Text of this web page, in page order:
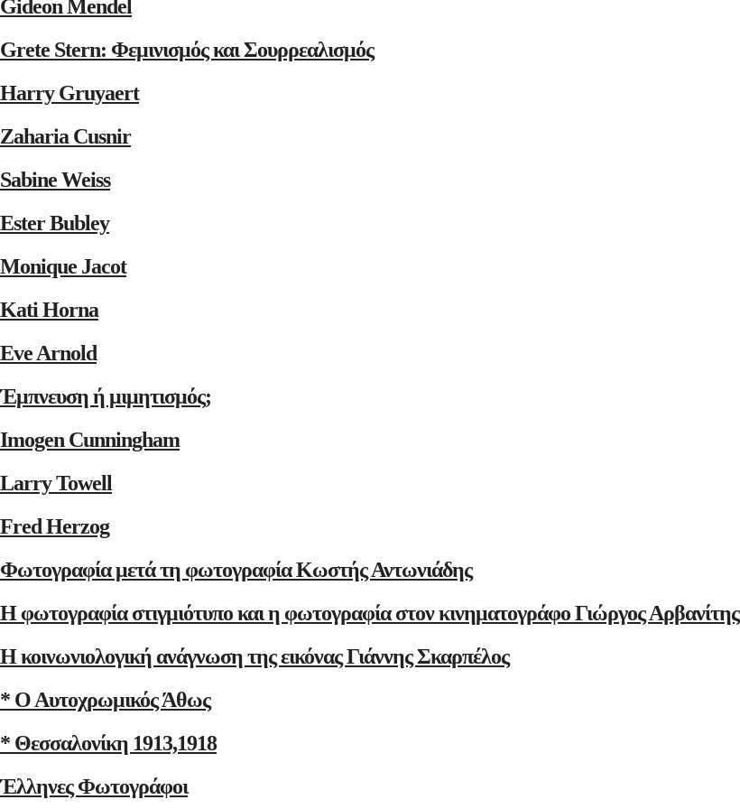
Gideon Mendel
Grete Stern: Φεμινισμός και Σουρρεαλισμός
Harry Gruyaert
Zaharia Cusnir
Sabine Weiss
Ester Bubley
Monique Jacot
Kati Horna
Eve Arnold
Έμπνευση ή μιμητισμός;
Imogen Cunningham
Larry Towell
Fred Herzog
Φωτογραφία μετά τη φωτογραφία Κωστής Αντωνιάδης
Η φωτογραφία στιγμιότυπο και η φωτογραφία στον κινηματογράφο Γιώργος Αρβανίτης
Η κοινωνιολογική ανάγνωση της εικόνας Γιάννης Σκαρπέλος
* Ο Αυτοχρωμικός Άθως
* Θεσσαλονίκη 1913,1918
Έλληνες Φωτογράφοι